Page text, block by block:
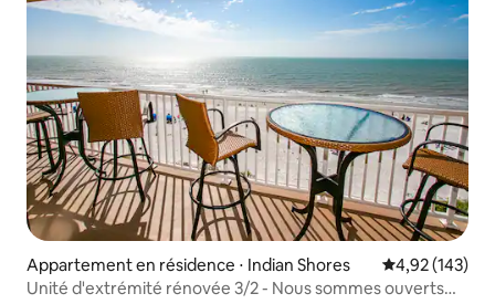
Appartement en résidence ⋅ Indian Shores Évaluation
4,92 (143)
Unité d'extrémité rénovée 3/2 - Nous sommes ouverts